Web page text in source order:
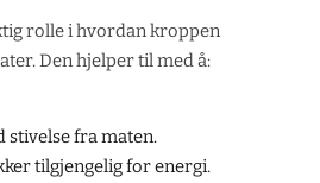
rolle i hvordan kroppen
Den hjelper til med å:
stivelse fra maten.
tilgjengelig for energi.